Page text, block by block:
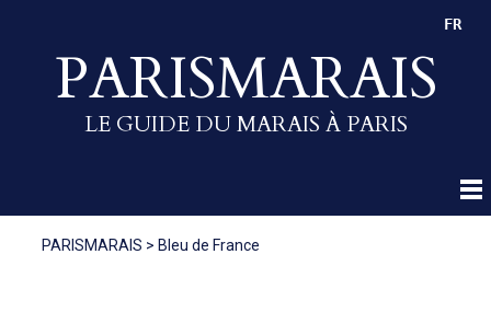
PARISMARAIS
LE GUIDE DU MARAIS À PARIS
FR
PARISMARAIS > Bleu de France